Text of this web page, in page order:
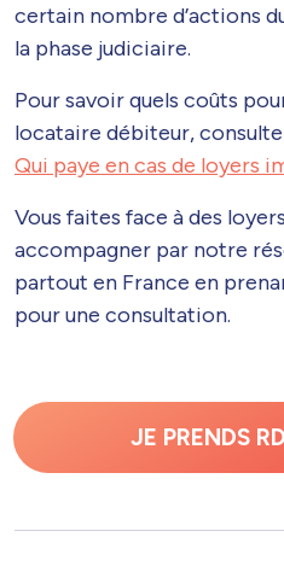
certain nombre d’actions
la phase judiciaire.
Pour savoir quels coûts
locataire débiteur,
Qui paye en cas de loyers
Vous faites face à des
accompagner par notre
partout en France en
pour une consultation.
JE PRENDS